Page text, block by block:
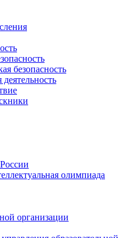
безопасность
олимпиада
организации